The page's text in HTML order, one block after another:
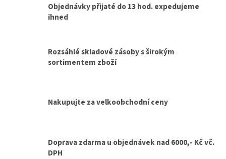
Objednávky přijaté do 13 hod. expedujeme
ihned
Rozsáhlé skladové zásoby s širokým
sortimentem zboží
Nakupujte za velkoobchodní ceny
Doprava zdarma u objednávek nad 6000,- Kč vč.
DPH